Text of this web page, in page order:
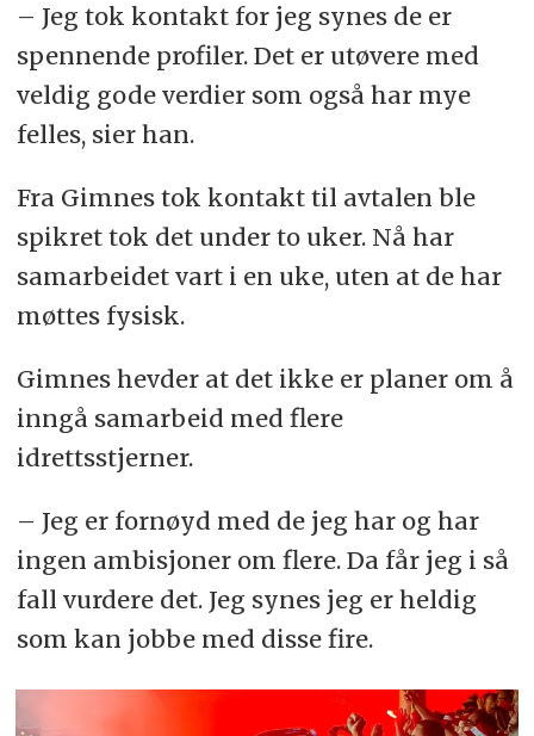
– Jeg tok kontakt for jeg synes de er
spennende profiler. Det er utøvere med
veldig gode verdier som også har mye
felles, sier han.
Fra Gimnes tok kontakt til avtalen ble
spikret tok det under to uker. Nå har
samarbeidet vart i en uke, uten at de har
møttes fysisk.
Gimnes hevder at det ikke er planer om å
inngå samarbeid med flere
idrettsstjerner.
– Jeg er fornøyd med de jeg har og har
ingen ambisjoner om flere. Da får jeg i så
fall vurdere det. Jeg synes jeg er heldig
som kan jobbe med disse fire.